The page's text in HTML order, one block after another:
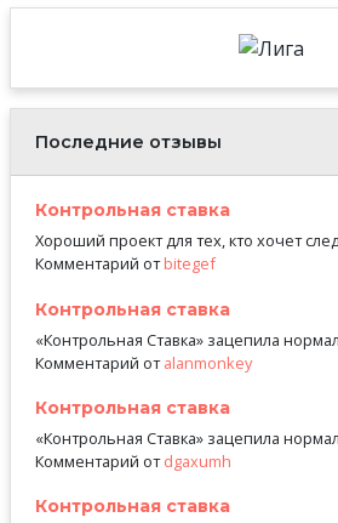
Последние отзывы
Контрольная ставка
Хороший проект для тех, кто хочет
Комментарий отbitegef
Контрольная ставка
«Контрольная Ставка» зацепила
Комментарий отalanmonkey
Контрольная ставка
«Контрольная Ставка» зацепила
Комментарий отdgaxumh
Контрольная ставка